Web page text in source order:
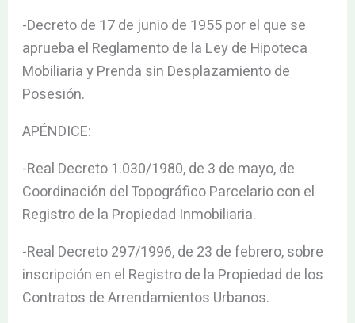
-Decreto de 17 de junio de 1955 por el que se
aprueba el Reglamento de la Ley de Hipoteca
Mobiliaria y Prenda sin Desplazamiento de
Posesión.
APÉNDICE:
-Real Decreto 1.030/1980, de 3 de mayo, de
Coordinación del Topográfico Parcelario con el
Registro de la Propiedad Inmobiliaria.
-Real Decreto 297/1996, de 23 de febrero, sobre
inscripción en el Registro de la Propiedad de los
Contratos de Arrendamientos Urbanos.